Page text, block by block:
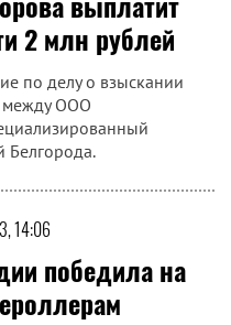
2 млн рублей
по делу о взыскании
между ООО
Белгорода.
14:06
победила на